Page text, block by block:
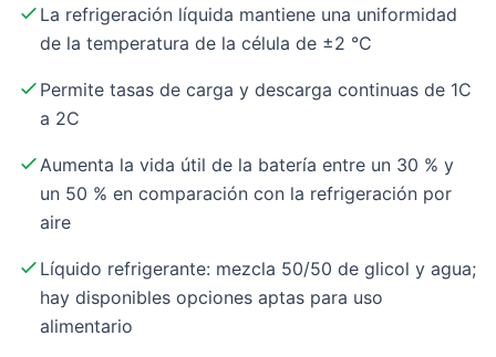
La refrigeración líquida mantiene una uniformidad
de la temperatura de la célula de ±2 °C
Permite tasas de carga y descarga continuas de 1C
a 2C
Aumenta la vida útil de la batería entre un 30 % y
un 50 % en comparación con la refrigeración por
aire
Líquido refrigerante: mezcla 50/50 de glicol y agua;
hay disponibles opciones aptas para uso
alimentario